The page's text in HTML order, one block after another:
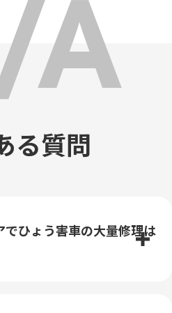
る質問
でひょう害車の大量修理は